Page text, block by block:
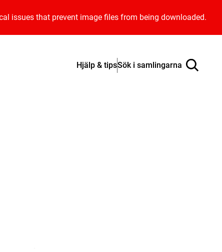
issues that prevent image files from being downloaded.
Hjälp & tipsSök i samlingarna